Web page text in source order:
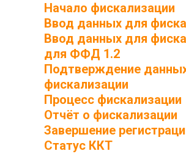
Начало фискализации
Ввод данных для
Ввод данных для
для ФФД 1.2
Подтверждение
фискализации
Процесс фискализации
Отчёт о фискализации
Завершение
Статус ККТ